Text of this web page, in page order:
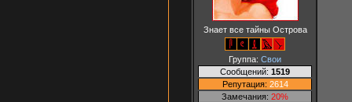
Знает все тайны Острова
Группа: Свои
Сообщений: 1519
Репутация: 2614
Замечания: 20%